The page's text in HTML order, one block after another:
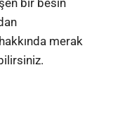
bir besin
merak